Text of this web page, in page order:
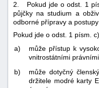
2. Pokud jde o odst. 1
půjčky na studium a
odborné přípravy a
Pokud jde o odst. 1 písm.
a)
může přístup k
vnitrostátními
b)
může dotyčný
držitele modré karty